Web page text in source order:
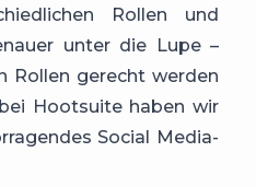
Rollen und
unter die Lupe –
Rollen gerecht werden
Hootsuite haben wir
Social Media-